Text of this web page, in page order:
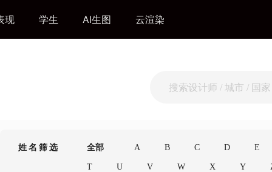
现 学生 AI生图 云渲染
暂无历史记录~
姓名筛选 全部 A B C D E
T U V W X Y